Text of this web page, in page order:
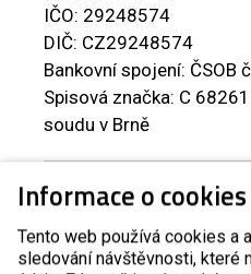
IČO: 29248574
DIČ: CZ29248574
Bankovní spojení:
Spisová značka: C
soudu v Brně
Produkty
Automatické závory
Informace o cookies
Tento web používá cookies a
sledování návštěvnosti, které